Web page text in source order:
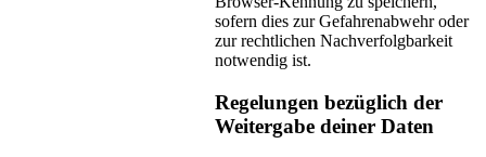
sofern dies zur Gefahrenabwehr oder
zur rechtlichen Nachverfolgbarkeit
notwendig ist.
Regelungen bezüglich der
Weitergabe deiner Daten